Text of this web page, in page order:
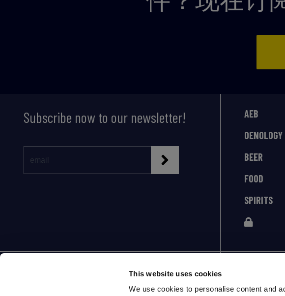
This website uses cookies
We use cookies to personalise content and
Subscribe now to our newsletter!
AEB
OENOLOGY
BEER
FOOD
SPIRITS